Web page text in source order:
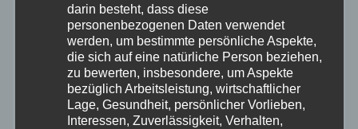
Bundespolizei
Feuerwehr
Hilfsorganisationen
darin besteht, dass diese
personenbezogenen Daten verwendet
werden, um bestimmte persönliche Aspekte,
die sich auf eine natürliche Person beziehen,
zu bewerten, insbesondere, um Aspekte
bezüglich Arbeitsleistung, wirtschaftlicher
Lage, Gesundheit, persönlicher Vorlieben,
Interessen, Zuverlässigkeit, Verhalten,